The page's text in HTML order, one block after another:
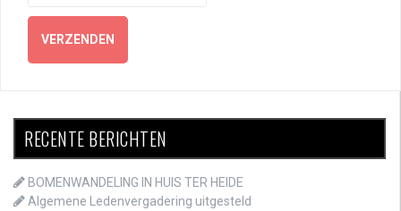
RECENTE BERICHTEN
BOMENWANDELING IN HUIS TER HEIDE
Algemene Ledenvergadering uitgesteld